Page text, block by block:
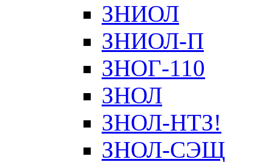
ЗНИОЛ
ЗНИОЛ-П
ЗНОГ-110
ЗНОЛ
ЗНОЛ-НТЗ!
ЗНОЛ-СЭЩ